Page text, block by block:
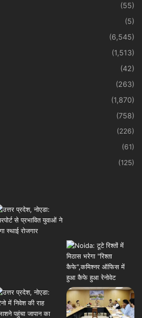
(55)
(5)
(6,545)
(1,513)
(42)
(263)
(1,870)
(758)
(226)
(61)
(125)